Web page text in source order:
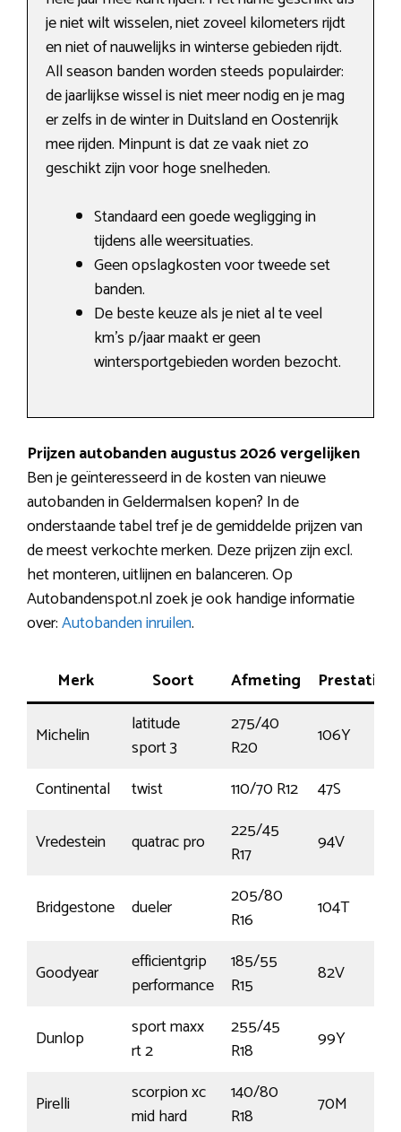
je niet wilt wisselen, niet zoveel kilometers rijdt
en niet of nauwelijks in winterse gebieden rijdt.
All season banden worden steeds populairder:
de jaarlijkse wissel is niet meer nodig en je mag
er zelfs in de winter in Duitsland en Oostenrijk
mee rijden. Minpunt is dat ze vaak niet zo
geschikt zijn voor hoge snelheden.
Standaard een goede wegligging in
tijdens alle weersituaties.
Geen opslagkosten voor tweede set
banden.
De beste keuze als je niet al te veel
km’s p/jaar maakt er geen
wintersportgebieden worden bezocht.
Prijzen autobanden augustus 2026 vergelijken
Ben je geïnteresseerd in de kosten van nieuwe
autobanden in Geldermalsen kopen? In de
onderstaande tabel tref je de gemiddelde prijzen van
de meest verkochte merken. Deze prijzen zijn excl.
het monteren, uitlijnen en balanceren. Op
Autobandenspot.nl zoek je ook handige informatie
over:Autobanden inruilen.
Merk Soort Afmeting Prestatie
Michelin
latitude
sport 3
275/40
R20
106Y
Continental
twist 110/70 R12
47S
Vredestein
quatrac pro
225/45
R17
94V
Bridgestone dueler
205/80
R16
104T
Goodyear
efficientgrip
performance
185/55
R15
82V
Dunlop
sport maxx
rt 2
255/45
R18
99Y
Pirelli
scorpion xc
mid hard
140/80
R18
70M